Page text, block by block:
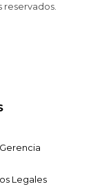
reservados.
Legales